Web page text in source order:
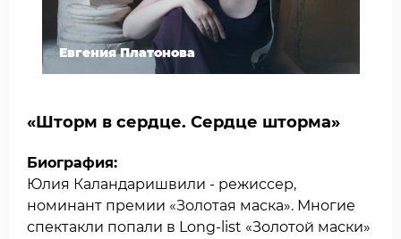
Евгения Платонова
«Шторм в сердце. Сердце шторма»
Биография:
Юлия Каландаришвили - режиссер,
номинант премии «Золотая маска». Многие
спектакли попали в Long-list «Золотой маски»